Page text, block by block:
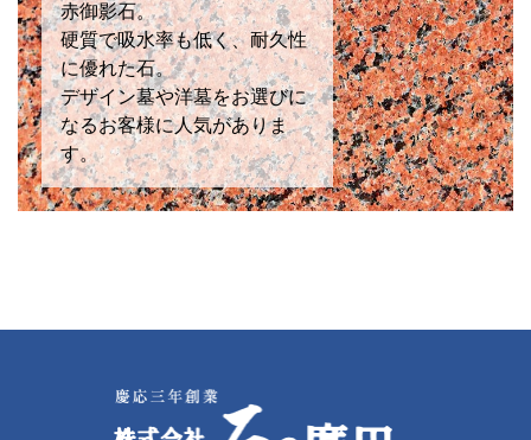
赤御影石。
硬質で吸水率も低く、耐久性
に優れた石。
デザイン墓や洋墓をお選びに
なるお客様に人気がありま
す。